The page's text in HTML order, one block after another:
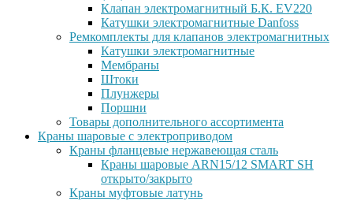
Клапан электромагнитный Б.К. EV220
Катушки электромагнитные Danfoss
Ремкомплекты для клапанов электромагнитных
Катушки электромагнитные
Мембраны
Штоки
Плунжеры
Поршни
Товары дополнительного ассортимента
Краны шаровые с электроприводом
Краны фланцевые нержавеющая сталь
Краны шаровые ARN15/12 SMART SH
открыто/закрыто
Краны муфтовые латунь